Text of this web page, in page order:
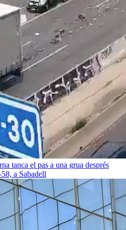
tanca el pas a una grua després
a Sabadell